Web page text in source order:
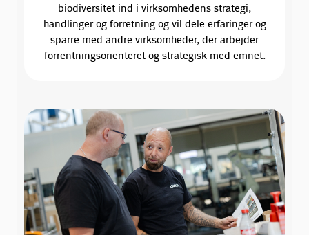
biodiversitet ind i virksomhedens strategi,
handlinger og forretning og vil dele erfaringer og
sparre med andre virksomheder, der arbejder
forrentningsorienteret og strategisk med emnet.